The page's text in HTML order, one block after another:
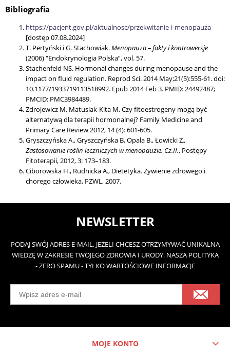
Bibliografia
https://pacjent.gov.pl/aktualnosc/przekwitanie-i-menopauza
[dostęp 07.08.2024]
T. Pertyński i G. Stachowiak.Menopauza – fakty i kontrowersje
(2006) “Endokrynologia Polska”, vol. 57.
Stachenfeld NS. Hormonal changes during menopause and the
impact on fluid regulation. Reprod Sci. 2014 May;21(5):555-61. doi:
10.1177/1933719113518992. Epub 2014 Feb 3. PMID: 24492487;
PMCID: PMC3984489.
Zdrojewicz M, Matusiak-Kita M. Czy fitoestrogeny mogą być
alternatywą dla terapii hormonalnej? Family Medicine and
Primary Care Review 2012, 14 (4): 601-605.
Gryszczyńska A., Gryszczyńska B, Opala B., Łowicki Z.,
Zastosowanie roślin leczniczych w menopauzie. Cz.II., Postępy
Fitoterapii, 2012, 3: 173–183.
Ciborowska H., Rudnicka A., Dietetyka. Żywienie zdrowego i
chorego człowieka, PZWL, 2007.
NEWSLETTER
PODAJ SWÓJ ADRES E-MAIL, JEŻELI CHCESZ OTRZYMYWAĆ UNIKALNĄ
WIEDZĘ W ZAKRESIE TWOJEGO ZDROWIA I URODY. NASZA POLITYKA
- ZERO SPAMU - TYLKO WARTOŚCIOWE INFORMACJE
MOJE KONTO